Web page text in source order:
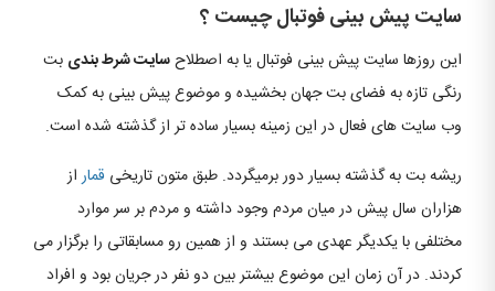
سایت پیش بینی فوتبال چیست ؟
این روزها سایت پیش بینی فوتبال یا به اصطلاحسایت شرط بندی بت
رنگی تازه به فضای بت جهان بخشیده و موضوع پیش بینی به کمک
وب سایت های فعال در این زمینه بسیار ساده تر از گذشته شده است.
ریشه بت به گذشته بسیار دور برمیگردد. طبق متون تاریخی قماراز
هزاران سال پیش در میان مردم وجود داشته و مردم بر سر موارد
مختلفی با یکدیگر عهدی می بستند و از همین رو مسابقاتی را برگزار می
کردند. در آن زمان این موضوع بیشتر بین دو نفر در جریان بود و افراد